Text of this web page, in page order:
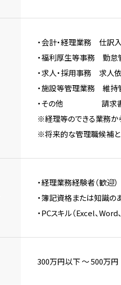
・会計・経理業務 仕訳
・福利厚生等事務 勤怠
・求人・採用事務 求人
・施設等管理業務 維持
・その他 請求書発
※経理等のできる業務か
※将来的な管理職候補と
・経理業務経験者（歓迎）
・簿記資格または知識の
・PCスキル（Excel、Word
300万円以下 〜 500万円